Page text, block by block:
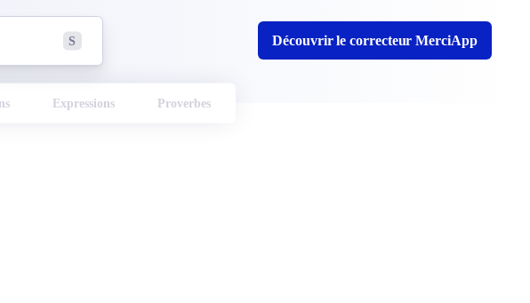
S Découvrir le correcteur MerciApp
Expressions Proverbes